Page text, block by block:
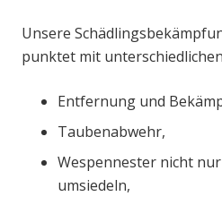
Unsere
punktet mit
Entfernung und
Taubenabwehr,
Wespennester nicht
umsiedeln,